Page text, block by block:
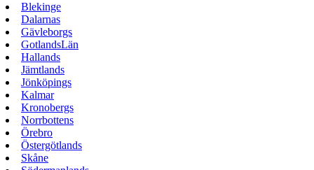
Blekinge
Dalarnas
Gävleborgs
GotlandsLän
Hallands
Jämtlands
Jönköpings
Kalmar
Kronobergs
Norrbottens
Örebro
Östergötlands
Skåne